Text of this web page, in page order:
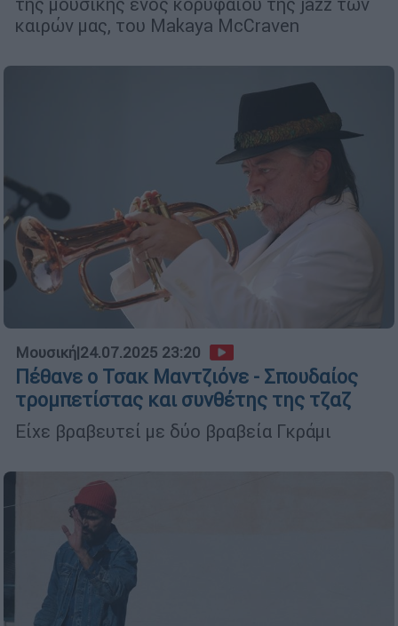
καιρών μας, του Makaya McCraven
Μουσική|24.07.2025 23:20
Πέθανε ο Τσακ Μαντζιόνε - Σπουδαίος
τρομπετίστας και συνθέτης της τζαζ
Είχε βραβευτεί με δύο βραβεία Γκράμι